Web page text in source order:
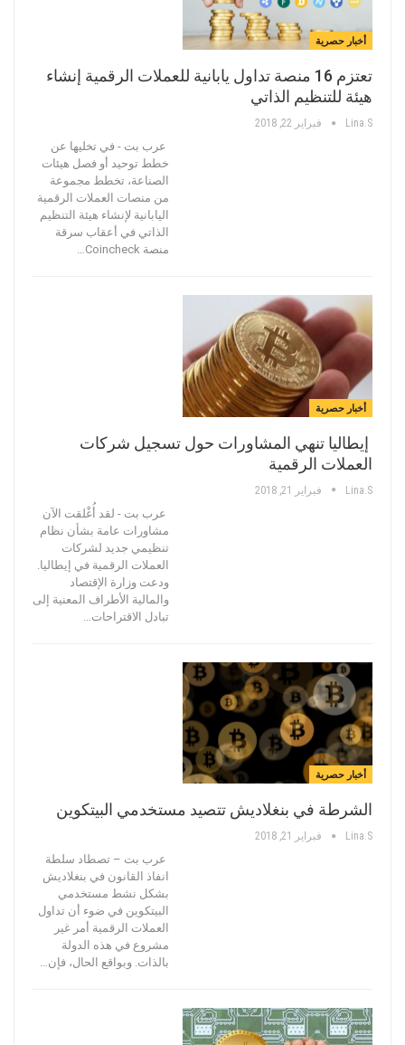
أخبار حصرية
تعتزم 16 منصة تداول يابانية للعملات الرقمية إنشاء
هيئة للتنظيم الذاتي
Lina.s فبراير 22, 2018
عرب بت - في تخليها عن
خطط توحيد أو فصل هيئات
الصناعة، تخطط مجموعة
من منصات العملات الرقمية
اليابانية لإنشاء هيئة التنظيم
الذاتي في أعقاب سرقة
منصة Coincheck…
أخبار حصرية
إيطاليا تنهي المشاورات حول تسجيل شركات
العملات الرقمية
Lina.s فبراير 21, 2018
عرب بت - لقد أُغْلقت الآن
مشاورات عامة بشأن نظام
تنظيمي جديد لشركات
العملات الرقمية في إيطاليا.
ودعت وزارة الإقتصاد
والمالية الأطراف المعنية إلى
تبادل الاقتراحات…
أخبار حصرية
الشرطة في بنغلاديش تتصيد مستخدمي البيتكوين
Lina.s فبراير 21, 2018
عرب بت – تصطاد سلطة
انفاذ القانون في بنغلاديش
بشكل نشط مستخدمي
البيتكوين في ضوء أن تداول
العملات الرقمية أمر غير
مشروع في هذه الدولة
بالذات. وبواقع الحال، فإن…